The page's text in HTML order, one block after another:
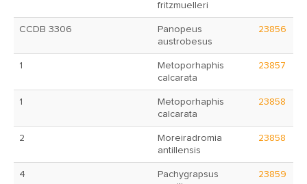
fritzmuelleri
CCDB 3306
Panopeus
austrobesus
23856
1
Metoporhaphis
calcarata
23857
1
Metoporhaphis
calcarata
23858
2
Moreiradromia
antillensis
23858
4
Pachygrapsus
23859